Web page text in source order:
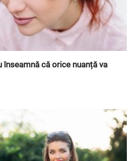
înseamnă că orice nuanță va